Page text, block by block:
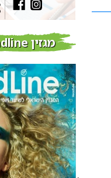
מגזין Headline